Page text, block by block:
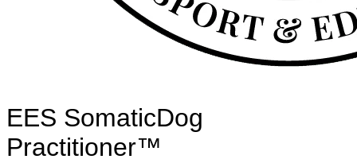
EES SomaticDog
Practitioner™